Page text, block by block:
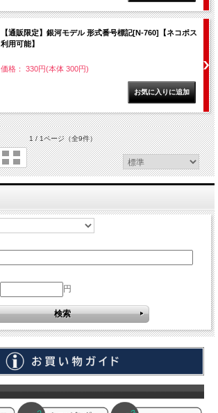
【通販限定】銀河モデル 形式番号標記[N-760]【ネコポス
利用可能】
価格： 330円(本体 300円)
1 / 1ページ（全9件）
円